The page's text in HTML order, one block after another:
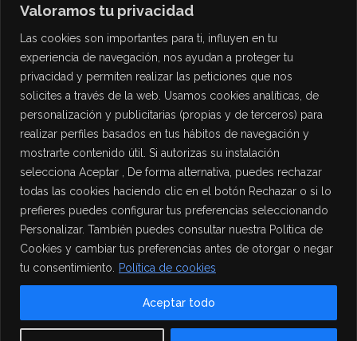
Valoramos tu privacidad
Las cookies son importantes para ti, influyen en tu
experiencia de navegación, nos ayudan a proteger tu
privacidad y permiten realizar las peticiones que nos
solicites a través de la web. Usamos cookies analíticas, de
personalización y publicitarias (propias y de terceros) para
realizar perfiles basados en tus hábitos de navegación y
mostrarte contenido útil. Si autorizas su instalación
selecciona Aceptar , De forma alternativa, puedes rechazar
todas las cookies haciendo clic en el botón Rechazar o si lo
prefieres puedes configurar tus preferencias seleccionando
Personalizar. También puedes consultar nuestra Política de
Cookies y cambiar tus preferencias antes de otorgar o negar
tu consentimiento.
Política de cookies
Aceptar todo
PROTECCIÓN DE DATOS
Política de Privacidad
Política de Cookies
Aviso Legal